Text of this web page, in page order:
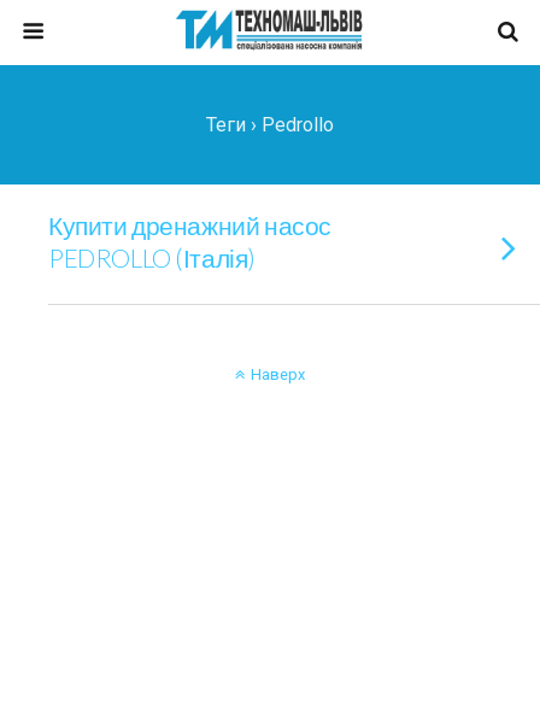
Теги › Pedrollo
Купити дренажний насос
PEDROLLO (Італія)
Наверх